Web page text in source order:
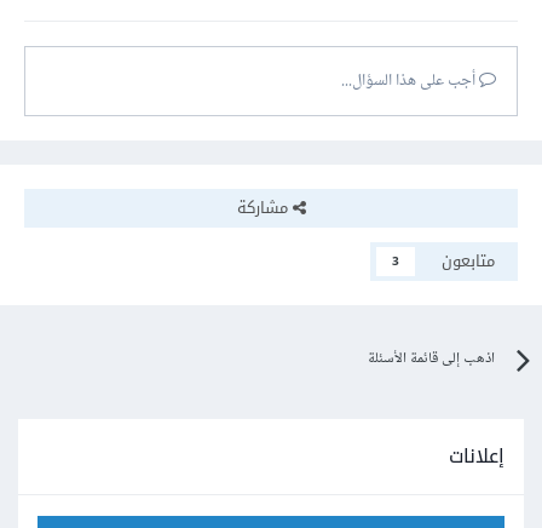
أجب على هذا السؤال...
مشاركة
متابعون
3
اذهب إلى قائمة الأسئلة
إعلانات